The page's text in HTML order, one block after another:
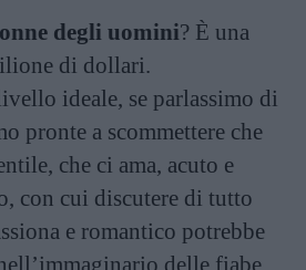
degli uomini? È una
di dollari.
ideale, se parlassimo di
pronte a scommettere che
che ci ama, acuto e
con cui discutere di tutto
e romantico potrebbe
delle fiabe